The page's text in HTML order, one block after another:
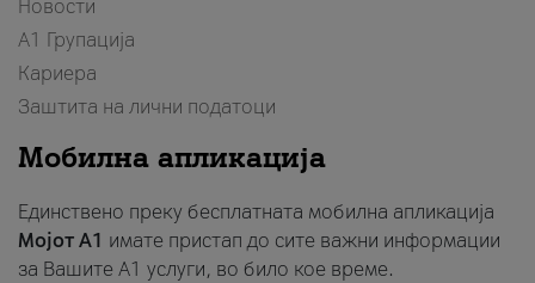
Новости
А1 Групација
Кариера
Заштита на лични податоци
Мобилна апликација
Единствено преку бесплатната мобилна апликација
Мојот A1 имате пристап до сите важни информации
за Вашите A1 услуги, во било кое време.